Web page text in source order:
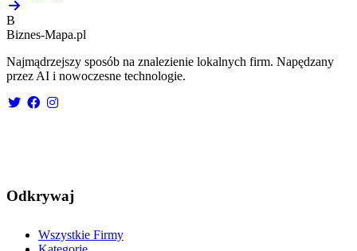
B
Biznes-Mapa.pl
Najmądrzejszy sposób na znalezienie lokalnych firm. Napędzany
przez AI i nowoczesne technologie.
Odkrywaj
Wszystkie Firmy